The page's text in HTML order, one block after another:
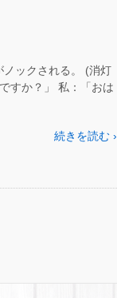
ックされる。 (消灯
すか？」 私：「おは
続きを読む ›